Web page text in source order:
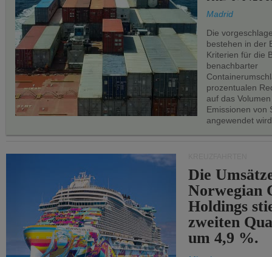
Madrid
Die
bestehen in der
Kriterien für die
benachbarter
prozentualen
auf das
Emissionen von
angewendet
Die
Norwegian
Holdings
zweiten
um 4,9 %.